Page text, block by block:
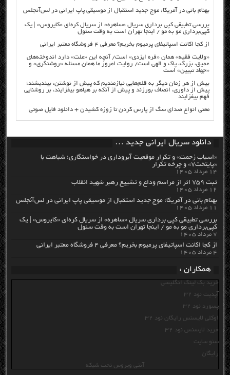
بهنام بانی در آمریکا: موج جدید استقبال از موسیقی پاپ ایرانی در لس‌آنجلس
بررسی تطبیقی کپی برداری سریال «ساهره» از سریال کره‌ای «کایروس» | یک
کپی‌برداری مو به مو / اینجا تهران است به وقت سئول
از کجا اکانت اسپاتیفای پرمیوم بخریم؟ معرفی ۴ فروشگاه معتبر ایرانی
«ولایت فقیه» همان «فره ایزدی» است/ آنچه این «ملت» دارد اندوخته‌های
عمیق، بزرگ، پاک و الهی است/ روایت امروز ما همان مسئله «روشنگری» و
«جهاد تبیین» است
بیش از هر زمان دیگر به قلم‌هایی نیازمندیم که پیش از نوشتن، بیندیشند؛
پیش از داوری، انصاف بورزند و پیش از آنکه بر هیاهو بیفزایند، بر روشنایی
فهم بیفزایند
معنی انواع صدای سگ از پارس کردن تا زوزه کشیدن + دانلود فایل صوتی
دانلود سریال ایرانی جدید …
«اسباب زحمت» و تکرار موقعیت آبروداری در خواستگاری؛ شباهت با
«پایتخت۷» و چرخه تکرار
۱۴ مرداد ۱۴۰۵
ثبت ۷۵۹ اثر از مراسم وداع و تشییع رهبر شهید انقلاب
۱۲ مرداد ۱۴۰۵
بهنام بانی در آمریکا: موج جدید استقبال از موسیقی پاپ ایرانی در لس‌آنجلس
۱۱ مرداد ۱۴۰۵
بررسی تطبیقی کپی برداری سریال «ساهره» از سریال کره‌ای «کایروس» | یک
کپی‌برداری مو به مو / اینجا تهران است به وقت سئول
۷ مرداد ۱۴۰۵
از کجا اکانت اسپاتیفای پرمیوم بخریم؟ معرفی ۴ فروشگاه معتبر ایرانی
۴ مرداد ۱۴۰۵
همکاران :
خرید بک لینک انگلیسی
آپدیت نود 32
پسورد نود 32
اوکلی لایسنس رایگان نود 32
خرید لایسنس نود 32
سئو سایت
رایگان
آنتی ویروس تحت شبکه